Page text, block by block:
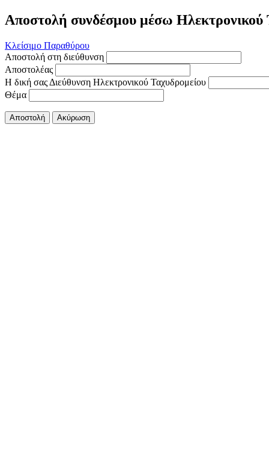
Αποστολή συνδέσμου μέσω Ηλεκτρονικού
Κλείσιμο Παραθύρου
Αποστολή στη διεύθυνση
Αποστολέας
Η δική σας Διεύθυνση Ηλεκτρονικού Ταχυδρομείου
Θέμα
Αποστολή Ακύρωση